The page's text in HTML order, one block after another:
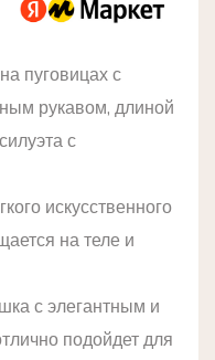
пуговицах с
рукавом, длиной
с
искусственного
на теле и
с элегантным и
подойдет для